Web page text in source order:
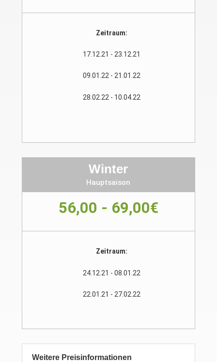
Zeitraum:
17.12.21 - 23.12.21
09.01.22 - 21.01.22
28.02.22 - 10.04.22
Winter
Hauptsaison
56,00 - 69,00€
Zeitraum:
24.12.21 - 08.01.22
22.01.21 - 27.02.22
Weitere Preisinformationen